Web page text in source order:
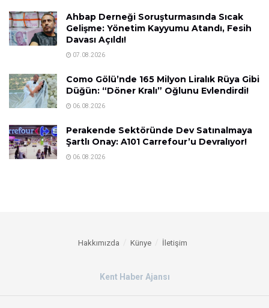
Ahbap Derneği Soruşturmasında Sıcak
Gelişme: Yönetim Kayyumu Atandı, Fesih
Davası Açıldı!
07.08.2026
Como Gölü’nde 165 Milyon Liralık Rüya Gibi
Düğün: “Döner Kralı” Oğlunu Evlendirdi!
06.08.2026
Perakende Sektöründe Dev Satınalmaya
Şartlı Onay: A101 Carrefour’u Devralıyor!
06.08.2026
Hakkımızda Künye İletişim
Kent Haber Ajansı